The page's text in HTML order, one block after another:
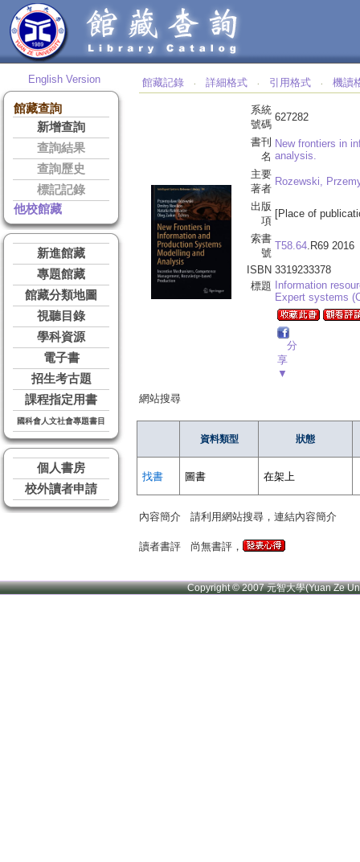
English Version
館藏查詢
新增查詢
查詢結果
查詢歷史
標記記錄
他校館藏
新進館藏
專題館藏
館藏分類地圖
視聽目錄
學科資源
電子書
招生考古題
課程指定用書
國科會人文社會專題書目
個人書房
校外讀者申請
館藏記錄 ‧ 詳細格式 ‧ 引用格式 ‧ 機讀
系統
號碼
627282
書刊
名
New frontiers in
analysis.
主要
著者
Rozewski,
出版
項
[Place of
索書
號
T58.64.R69 2016
ISBN 3319233378
標題
Information
Expert systems
分
享
▼
網站搜尋
資料類型 狀態
找書 圖書 在架上
內容簡介 請利用網站搜尋，連結內容簡介
讀者書評 尚無書評，
Copyright © 2007 元智大學(Yuan Ze